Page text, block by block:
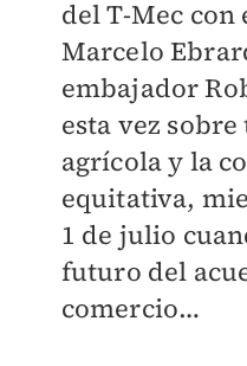
del T-Mec
Marcelo
embajador
esta vez
agrícola y la
equitativa,
1 de julio
futuro del
comercio…